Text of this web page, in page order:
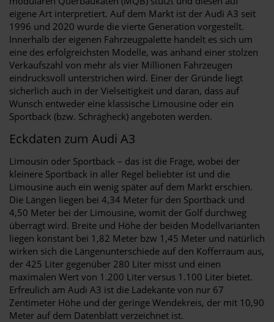
eigene Art interpretiert. Auf dem Markt ist der Audi A3 seit
1996 und 2020 wurde die vierte Generation vorgestellt.
Innerhalb der eigenen Fahrzeugpalette handelt es sich um
eine des erfolgreichsten Modelle, was anhand einer stolzen
Verkaufszahl von mehr als vier Millionen Fahrzeugen
eindrucksvoll unterstrichen wird. Einer der Gründe liegt
sicherlich auch in der Vielseitigkeit und daran, dass auf
Wunsch entweder eine klassische Limousine oder ein
Sportback (bzw. Schrägheck) angeboten werden.
Eckdaten zum Audi A3
Limousin oder Sportback – das ist die Frage, wobei der
kleinere Sportback in aller Regel beliebter ist und die
Limousine auch ein wenig später auf dem Markt erschien.
Die Längen liegen bei 4,34 Meter für den Sportback und
4,50 Meter bei der Limousine, womit der Golf durchweg
überragt wird. Breite und Höhe der beiden Modellvarianten
liegen konstant bei 1,82 Meter bzw 1,45 Meter und natürlich
wirken sich die Längenunterschiede auf den Kofferraum aus,
der 425 Liter gegenüber 280 Liter misst und einen
maximalen Wert von 1.200 Liter versus 1.100 Liter bietet.
Erfreulich am Audi A3 ist die Ladekante von nur 67
Zentimeter Höhe und der geringe Wendekreis, der mit 10,90
Meter auf dem Datenblatt verzeichnet ist.